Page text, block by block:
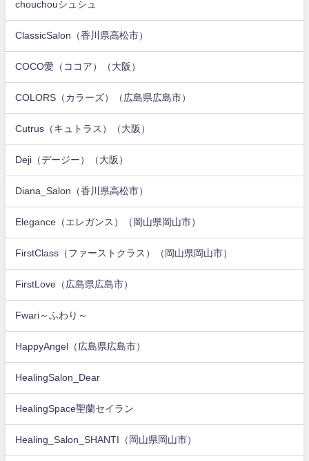
chouchouシュシュ
ClassicSalon（香川県高松市）
COCO愛（ココア）（大阪）
COLORS（カラーズ）（広島県広島市）
Cutrus（キュトラス）（大阪）
Deji（デージー）（大阪）
Diana_Salon（香川県高松市）
Elegance（エレガンス）（岡山県岡山市）
FirstClass（ファーストクラス）（岡山県岡山市）
FirstLove（広島県広島市）
Fwari～ふわり～
HappyAngel（広島県広島市）
HealingSalon_Dear
HealingSpace聖蘭セイラン
Healing_Salon_SHANTI（岡山県岡山市）